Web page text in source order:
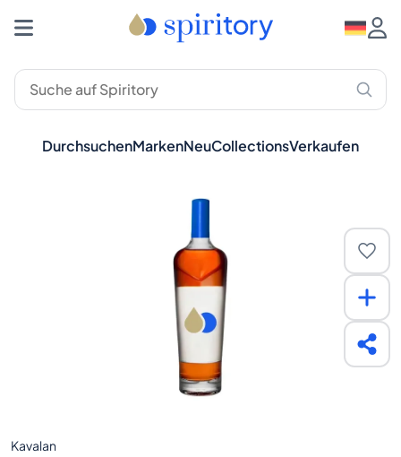
DurchsuchenMarkenNeuCollectionsVerkaufen
Kavalan